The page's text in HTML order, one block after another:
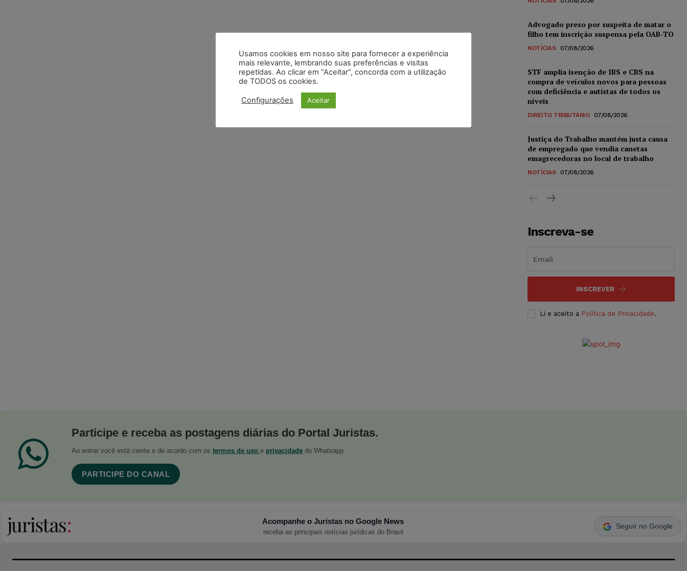
Advogado preso por suspeita de matar o
filho tem inscrição suspensa pela OAB-TO
NOTÍCIAS 07/08/2026
STF amplia isenção de IBS e CBS na
compra de veículos novos para pessoas
com deficiência e autistas de todos os
níveis
DIREITO TRIBUTÁRIO 07/08/2026
Justiça do Trabalho mantém justa causa
de empregado que vendia canetas
emagrecedoras no local de trabalho
NOTÍCIAS 07/08/2026
Inscreva-se
INSCREVER
Li e aceito a Política de Privacidade.
Participe e receba as postagens diárias do Portal Juristas.
Ao entrar você está ciente e de acordo com os termos de uso e privacidade do Whatsapp.
PARTICIPE DO CANAL
Acompanhe o Juristas no Google News
receba as principais notícias jurídicas do Brasil
Seguir no Google
Usamos cookies em nosso site para fornecer a experiência
mais relevante, lembrando suas preferências e visitas
repetidas. Ao clicar em “Aceitar”, concorda com a utilização
de TODOS os cookies.
Configurações Aceitar